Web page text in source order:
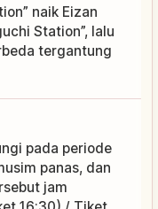
naik Eizan
Station”, lalu
tergantung
pada periode
panas, dan
jam